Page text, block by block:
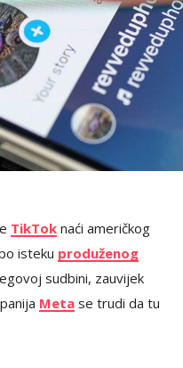
TikTok naći američkog
isteku produženog
sudbini, zauvijek
Meta se trudi da tu